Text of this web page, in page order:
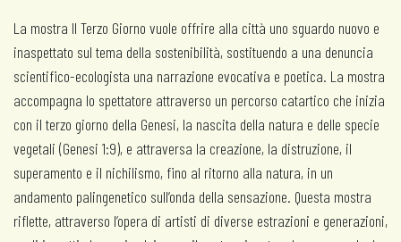
La mostra Il Terzo Giorno vuole offrire alla città uno sguardo nuovo e
inaspettato sul tema della sostenibilità, sostituendo a una denuncia
scientifico-ecologista una narrazione evocativa e poetica. La mostra
accompagna lo spettatore attraverso un percorso catartico che inizia
con il terzo giorno della Genesi, la nascita della natura e delle specie
vegetali (Genesi 1:9), e attraversa la creazione, la distruzione, il
superamento e il nichilismo, fino al ritorno alla natura, in un
andamento palingenetico sull’onda della sensazione. Questa mostra
riflette, attraverso l’opera di artisti di diverse estrazioni e generazioni,